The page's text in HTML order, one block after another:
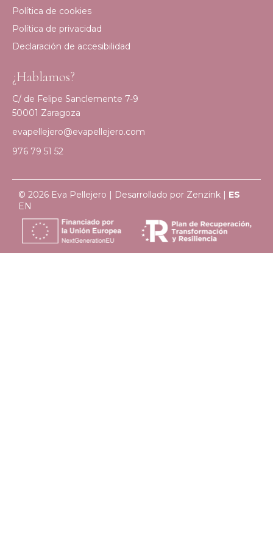
Política de cookies
Política de privacidad
Declaración de accesibilidad
¿Hablamos?
C/ de Felipe Sanclemente 7-9
50001 Zaragoza
evapellejero@evapellejero.com
976 79 51 52
© 2026 Eva Pellejero | Desarrollado por Zenzink | ES
EN